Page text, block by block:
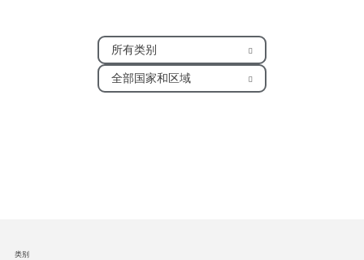
所有类别
全部国家和区域
类别